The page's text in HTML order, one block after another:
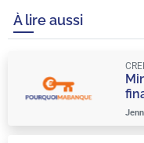
À lire aussi